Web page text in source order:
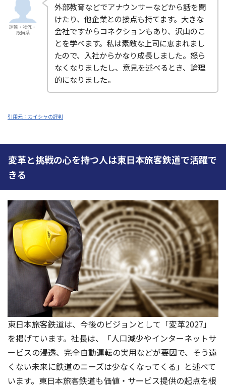
運輸・物流・
設備系
外部教育などでアナウンサーなどから話を聞
けたり、他企業との接点も持てます。大きな
会社ですからコネクションもあり、沢山のこ
とを学べます。私は素敵な上司に恵まれまし
たので、入社からかなり成長しました。怒ら
なくなりましたし、意見を述べるとき、論理
的になりました。
引用元：カイシャの評判
変革と挑戦の心を持つ人は東日本旅客鉄道で活躍で
きる
東日本旅客鉄道は、今後のビジョンとして「変革2027」
を掲げています。社長は、「人口減少やインターネットサ
ービスの浸透、完全自動運転の実用などが要因で、そう遠
くない未来に鉄道のニーズは少なくなってくる」と述べて
います。東日本旅客鉄道も価値・サービス提供の起点を根